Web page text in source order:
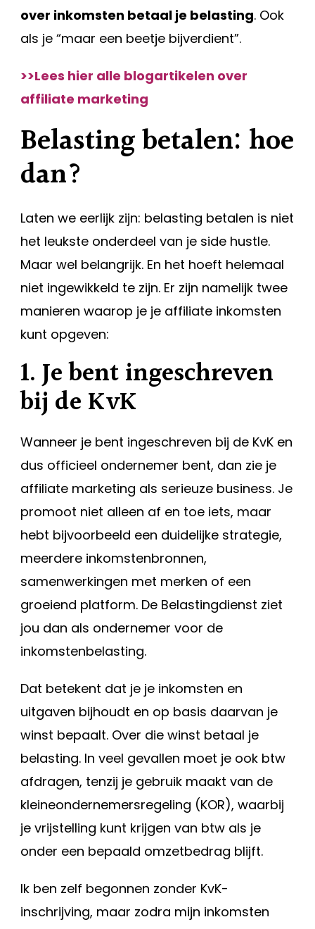
over inkomsten betaal je belasting. Ook
als je “maar een beetje bijverdient”.
>>Lees hier alle blogartikelen over
affiliate marketing
Belasting betalen: hoe
dan?
Laten we eerlijk zijn: belasting betalen is niet
het leukste onderdeel van je side hustle.
Maar wel belangrijk. En het hoeft helemaal
niet ingewikkeld te zijn. Er zijn namelijk twee
manieren waarop je je affiliate inkomsten
kunt opgeven:
1. Je bent ingeschreven
bij de KvK
Wanneer je bent ingeschreven bij de KvK en
dus officieel ondernemer bent, dan zie je
affiliate marketing als serieuze business. Je
promoot niet alleen af en toe iets, maar
hebt bijvoorbeeld een duidelijke strategie,
meerdere inkomstenbronnen,
samenwerkingen met merken of een
groeiend platform. De Belastingdienst ziet
jou dan als ondernemer voor de
inkomstenbelasting.
Dat betekent dat je je inkomsten en
uitgaven bijhoudt en op basis daarvan je
winst bepaalt. Over die winst betaal je
belasting. In veel gevallen moet je ook btw
afdragen, tenzij je gebruik maakt van de
kleineondernemersregeling (KOR), waarbij
je vrijstelling kunt krijgen van btw als je
onder een bepaald omzetbedrag blijft.
Ik ben zelf begonnen zonder KvK-
inschrijving, maar zodra mijn inkomsten